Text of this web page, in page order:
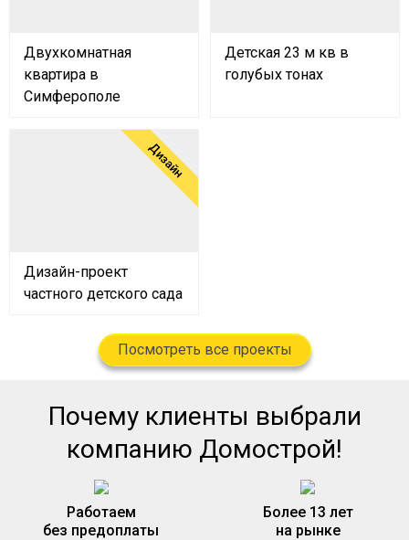
Двухкомнатная
квартира в
Симферополе
Детская 23 м кв в
голубых тонах
Дизайн
Дизайн-проект
частного детского сада
Посмотреть все проекты
Почему клиенты выбрали
компанию Домострой!
Работаем
без предоплаты
Более 13 лет
на рынке